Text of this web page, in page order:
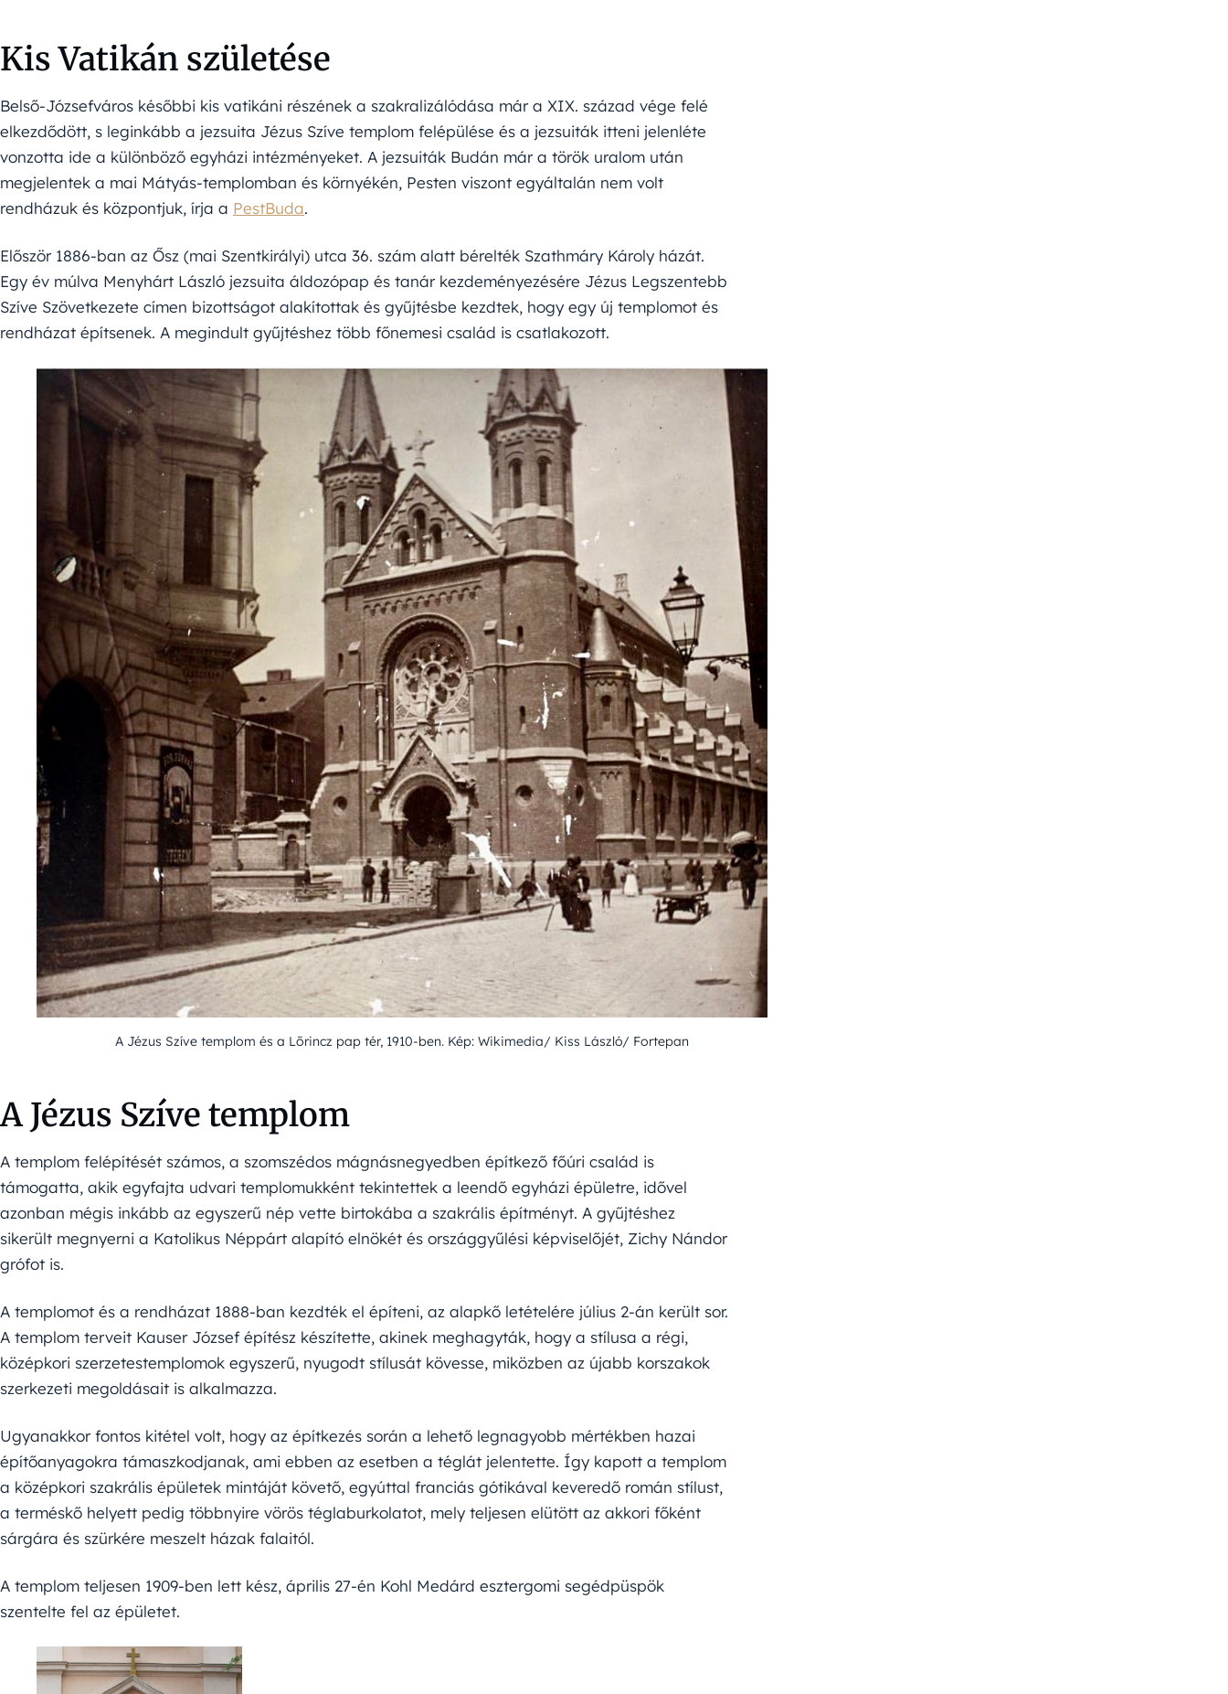
Kis Vatikán születése
Belső-Józsefváros későbbi kis vatikáni részének a szakralizálódása már a XIX. század vége felé
elkezdődött, s leginkább a jezsuita Jézus Szíve templom felépülése és a jezsuiták itteni jelenléte
vonzotta ide a különböző egyházi intézményeket. A jezsuiták Budán már a török uralom után
megjelentek a mai Mátyás-templomban és környékén, Pesten viszont egyáltalán nem volt
rendházuk és központjuk, írja a PestBuda.
Először 1886-ban az Ősz (mai Szentkirályi) utca 36. szám alatt bérelték Szathmáry Károly házát.
Egy év múlva Menyhárt László jezsuita áldozópap és tanár kezdeményezésére Jézus Legszentebb
Szíve Szövetkezete címen bizottságot alakítottak és gyűjtésbe kezdtek, hogy egy új templomot és
rendházat építsenek. A megindult gyűjtéshez több főnemesi család is csatlakozott.
A Jézus Szíve templom és a Lőrincz pap tér, 1910-ben. Kép: Wikimedia/ Kiss László/ Fortepan
A Jézus Szíve templom
A templom felépítését számos, a szomszédos mágnásnegyedben építkező főúri család is
támogatta, akik egyfajta udvari templomukként tekintettek a leendő egyházi épületre, idővel
azonban mégis inkább az egyszerű nép vette birtokába a szakrális építményt. A gyűjtéshez
sikerült megnyerni a Katolikus Néppárt alapító elnökét és országgyűlési képviselőjét, Zichy Nándor
grófot is.
A templomot és a rendházat 1888-ban kezdték el építeni, az alapkő letételére július 2-án került sor.
A templom terveit Kauser József építész készítette, akinek meghagyták, hogy a stílusa a régi,
középkori szerzetestemplomok egyszerű, nyugodt stílusát kövesse, miközben az újabb korszakok
szerkezeti megoldásait is alkalmazza.
Ugyanakkor fontos kitétel volt, hogy az építkezés során a lehető legnagyobb mértékben hazai
építőanyagokra támaszkodjanak, ami ebben az esetben a téglát jelentette. Így kapott a templom
a középkori szakrális épületek mintáját követő, egyúttal franciás gótikával keveredő román stílust,
a terméskő helyett pedig többnyire vörös téglaburkolatot, mely teljesen elütött az akkori főként
sárgára és szürkére meszelt házak falaitól.
A templom teljesen 1909-ben lett kész, április 27-én Kohl Medárd esztergomi segédpüspök
szentelte fel az épületet.